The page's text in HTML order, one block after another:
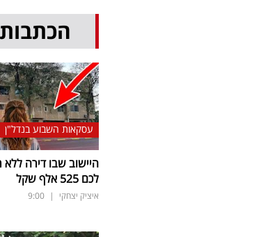
עסקאות השבוע בנדל"ן
היישוב שבו דירה
לכם 525 אלף שקל
איציק יצחקי |
9:00